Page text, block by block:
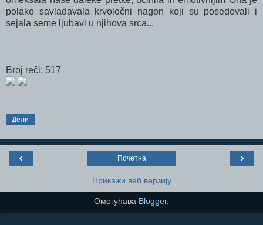
polako savladavala krvoločni nagon koji su posedovali i
sejala seme ljubavi u njihova srca...
Broj reči: 517
Дели
‹ ›
Почетна
Прикажи веб верзију
Омогућава Blogger.